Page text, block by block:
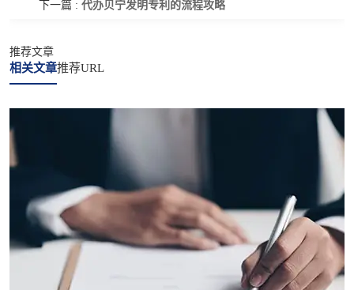
下一篇 : 代办贝宁发明专利的流程攻略
推荐文章
相关文章推荐URL